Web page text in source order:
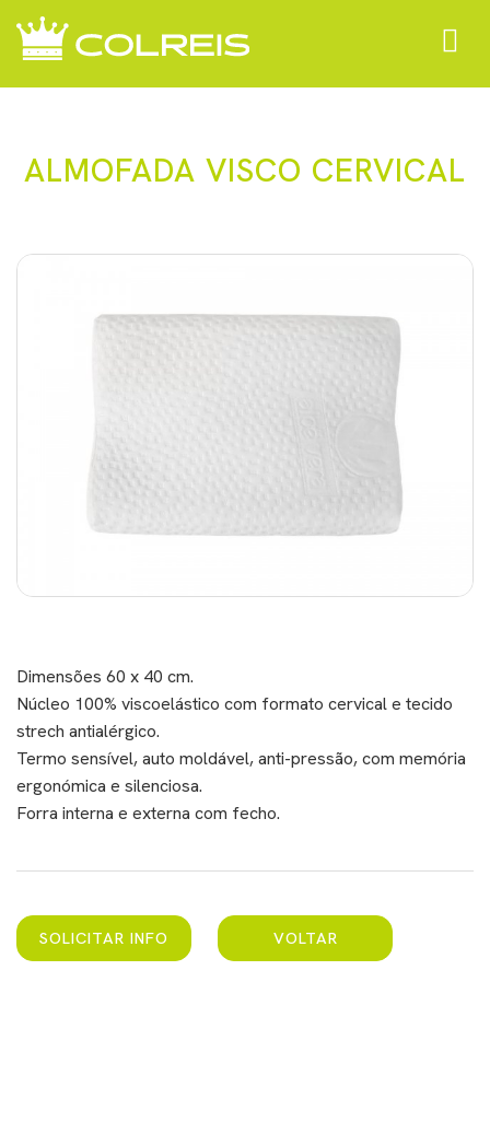
ALMOFADA VISCO CERVICAL
Dimensões 60 x 40 cm.
Núcleo 100% viscoelástico com formato cervical e tecido
strech antialérgico.
Termo sensível, auto moldável, anti-pressão, com memória
ergonómica e silenciosa.
Forra interna e externa com fecho.
SOLICITAR INFO VOLTAR